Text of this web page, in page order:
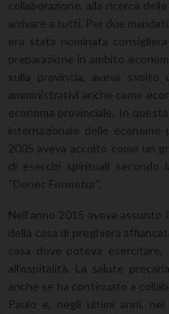
collaborazione, alla ricerca
arrivare a tutti. Per due
era stata nominata
preparazione in ambito
sulla provincia, aveva
amministrativi anche come
economa provinciale. In
internazionale delle econome
2005 aveva accolto come un
di esercizi spirituali secondo
“Donec Formetur”.
Nell’anno 2015 aveva
della casa di preghiera
casa dove poteva
all’ospitalità. La salute
anche se ha continuato a
Paulo e, negli ultimi anni,